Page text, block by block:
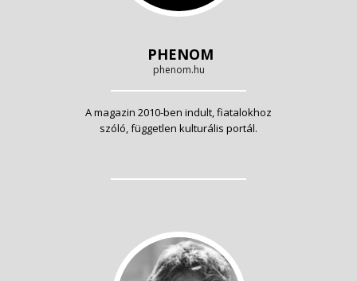
PHENOM
phenom.hu
A magazin 2010-ben indult, fiatalokhoz
szóló, független kulturális portál.